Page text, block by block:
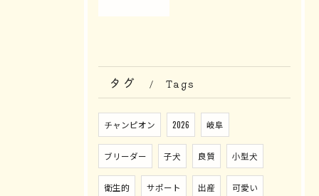
タグ Tags
チャンピオン 2026 岐阜
ブリーダー 子犬 良質 小型犬
衛生的 サポート 出産 可愛い